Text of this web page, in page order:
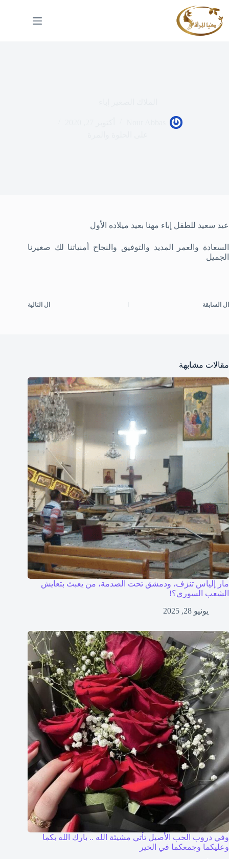
إلى
المحتوى
عيد سعيد للطفل إباء مهنا بعيد ميلاده الأول
السعادة والعمر المديد والتوفيق والنجاح أمنياتنا لك صغيرنا
الجميل
ال السابقة ال التالية
مقالات مشابهة
مار إلياس تنزف، ودمشق تحت الصدمة، من يعبث بتعايش
الشعب السوري؟!
يونيو 28, 2025
وفي دروب الحب الأصيل تأتي مشيئة الله .. بارك الله بكما
وعليكما وجمعكما في الخير